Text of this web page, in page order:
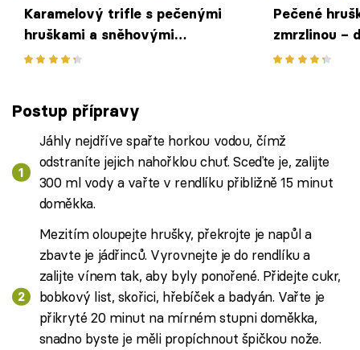
Karamelový trifle s pečenými
hruškami a sněhovými
pusinkami
Pečené
zmrzlinou –
dezert,
Postup přípravy
Jáhly nejdříve spařte horkou vodou, čímž
odstraníte jejich nahořklou chuť. Sceďte je, zalijte
300 ml vody a vařte v rendlíku přibližně 15 minut
doměkka.
Mezitím oloupejte hrušky, překrojte je napůl a
zbavte je jádřinců. Vyrovnejte je do rendlíku a
zalijte vínem tak, aby byly ponořené. Přidejte cukr,
bobkový list, skořici, hřebíček a badyán. Vařte je
přikryté 20 minut na mírném stupni doměkka,
snadno byste je měli propíchnout špičkou nože.